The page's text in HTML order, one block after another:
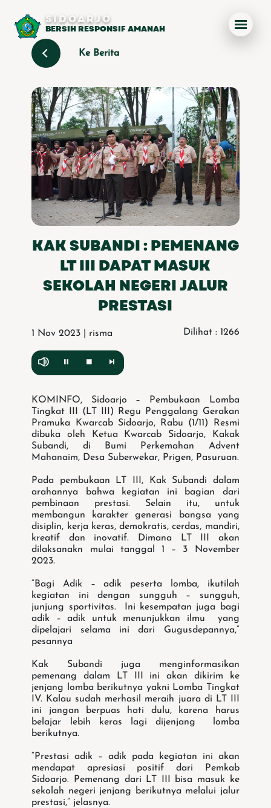
SIDOARJO
BERSIH RESPONSIF AMANAH
Ke Berita
KAK SUBANDI : PEMENANG
LT III DAPAT MASUK
SEKOLAH NEGERI JALUR
PRESTASI
1 Nov 2023 | risma Dilihat : 1266
KOMINFO, Sidoarjo – Pembukaan Lomba
Tingkat III (LT III) Regu Penggalang Gerakan
Pramuka Kwarcab Sidoarjo, Rabu (1/11) Resmi
dibuka oleh Ketua Kwarcab Sidoarjo, Kakak
Subandi, di Bumi Perkemahan Advent
Mahanaim, Desa Suberwekar, Prigen, Pasuruan.
Pada pembukaan LT III, Kak Subandi dalam
arahannya bahwa kegiatan ini bagian dari
pembinaan prestasi. Selain itu, untuk
membangun karakter generasi bangsa yang
disiplin, kerja keras, demokratis, cerdas, mandiri,
kreatif dan inovatif. Dimana LT III akan
dilaksanakn mulai tanggal 1 – 3 November
2023.
“Bagi Adik – adik peserta lomba, ikutilah
kegiatan ini dengan sungguh – sungguh,
junjung sportivitas. Ini kesempatan juga bagi
adik – adik untuk menunjukkan ilmu yang
dipelajari selama ini dari Gugusdepannya,”
pesannya
Kak Subandi juga menginformasikan
pemenang dalam LT III ini akan dikirim ke
jenjang lomba berikutnya yakni Lomba Tingkat
IV. Kalau sudah merhasil meraih juara di LT III
ini jangan berpuas hati dulu, karena harus
belajar lebih keras lagi dijenjang lomba
berikutnya.
“Prestasi adik – adik pada kegiatan ini akan
mendapat apresiasi positif dari Pemkab
Sidoarjo. Pemenang dari LT III bisa masuk ke
sekolah negeri jenjang berikutnya melalui jalur
prestasi,” jelasnya.